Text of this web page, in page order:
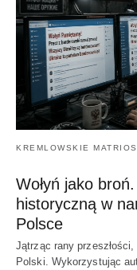
KREMLOWSKIE
Wołyń jako
historyczną w
Polsce
Jątrząc rany
Polski. Wykorzystując